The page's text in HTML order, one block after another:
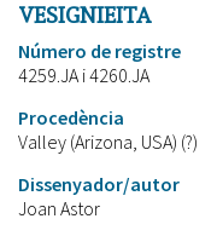
VESIGNIEITA
Número de registre
4259.JA i 4260.JA
Procedència
Valley (Arizona, USA) (?)
Dissenyador/autor
Joan Astor